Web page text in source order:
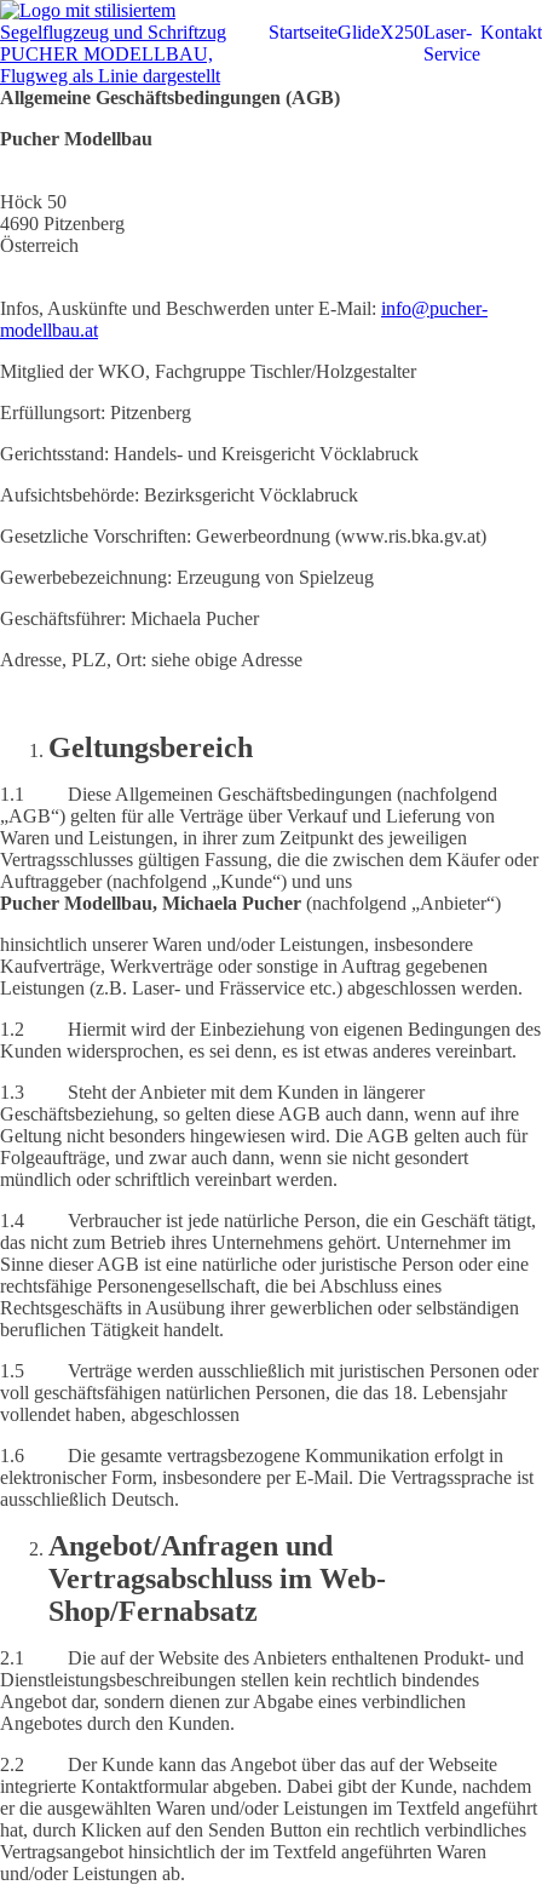
StartseiteGlideX250Laser-
Service
Kontakt
Allgemeine Geschäftsbedingungen (AGB)
Pucher Modellbau
Höck 50
4690 Pitzenberg
Österreich
Infos, Auskünfte und Beschwerden unter E-Mail: info@pucher-
modellbau.at
Mitglied der WKO, Fachgruppe Tischler/Holzgestalter
Erfüllungsort: Pitzenberg
Gerichtsstand: Handels- und Kreisgericht Vöcklabruck
Aufsichtsbehörde: Bezirksgericht Vöcklabruck
Gesetzliche Vorschriften: Gewerbeordnung (www.ris.bka.gv.at)
Gewerbebezeichnung: Erzeugung von Spielzeug
Geschäftsführer: Michaela Pucher
Adresse, PLZ, Ort: siehe obige Adresse
Geltungsbereich
1.1 Diese Allgemeinen Geschäftsbedingungen (nachfolgend
„AGB“) gelten für alle Verträge über Verkauf und Lieferung von
Waren und Leistungen, in ihrer zum Zeitpunkt des jeweiligen
Vertragsschlusses gültigen Fassung, die die zwischen dem Käufer oder
Auftraggeber (nachfolgend „Kunde“) und uns
Pucher Modellbau, Michaela Pucher (nachfolgend „Anbieter“)
hinsichtlich unserer Waren und/oder Leistungen, insbesondere
Kaufverträge, Werkverträge oder sonstige in Auftrag gegebenen
Leistungen (z.B. Laser- und Frässervice etc.) abgeschlossen werden.
1.2 Hiermit wird der Einbeziehung von eigenen Bedingungen des
Kunden widersprochen, es sei denn, es ist etwas anderes vereinbart.
1.3 Steht der Anbieter mit dem Kunden in längerer
Geschäftsbeziehung, so gelten diese AGB auch dann, wenn auf ihre
Geltung nicht besonders hingewiesen wird. Die AGB gelten auch für
Folgeaufträge, und zwar auch dann, wenn sie nicht gesondert
mündlich oder schriftlich vereinbart werden.
1.4 Verbraucher ist jede natürliche Person, die ein Geschäft tätigt,
das nicht zum Betrieb ihres Unternehmens gehört. Unternehmer im
Sinne dieser AGB ist eine natürliche oder juristische Person oder eine
rechtsfähige Personengesellschaft, die bei Abschluss eines
Rechtsgeschäfts in Ausübung ihrer gewerblichen oder selbständigen
beruflichen Tätigkeit handelt.
1.5 Verträge werden ausschließlich mit juristischen Personen oder
voll geschäftsfähigen natürlichen Personen, die das 18. Lebensjahr
vollendet haben, abgeschlossen
1.6 Die gesamte vertragsbezogene Kommunikation erfolgt in
elektronischer Form, insbesondere per E-Mail. Die Vertragssprache ist
ausschließlich Deutsch.
Angebot/Anfragen und
Vertragsabschluss im Web-
Shop/Fernabsatz
2.1 Die auf der Website des Anbieters enthaltenen Produkt- und
Dienstleistungsbeschreibungen stellen kein rechtlich bindendes
Angebot dar, sondern dienen zur Abgabe eines verbindlichen
Angebotes durch den Kunden.
2.2 Der Kunde kann das Angebot über das auf der Webseite
integrierte Kontaktformular abgeben. Dabei gibt der Kunde, nachdem
er die ausgewählten Waren und/oder Leistungen im Textfeld angeführt
hat, durch Klicken auf den Senden Button ein rechtlich verbindliches
Vertragsangebot hinsichtlich der im Textfeld angeführten Waren
und/oder Leistungen ab.